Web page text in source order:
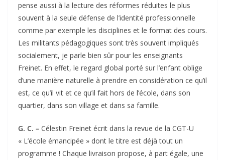
pense aussi à la lecture des réformes réduites le plus
souvent à la seule défense de l’identité professionnelle
comme par exemple les disciplines et le format des cours.
Les militants pédagogiques sont très souvent impliqués
socialement, je parle bien sûr pour les enseignants
Freinet. En effet, le regard global porté sur l’enfant oblige
d’une manière naturelle à prendre en considération ce qu’il
est, ce qu’il vit et ce qu’il fait hors de l’école, dans son
quartier, dans son village et dans sa famille.
G. C. – Célestin Freinet écrit dans la revue de la CGT-U
« L’école émancipée » dont le titre est déjà tout un
programme ! Chaque livraison propose, à part égale, une